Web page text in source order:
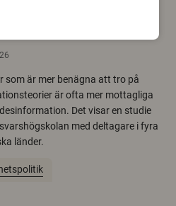
tror vissa på rysk
som är mer benägna att tro på
är ofta mer mottagliga
Det visar en studie
med deltagare i fyra
länder.